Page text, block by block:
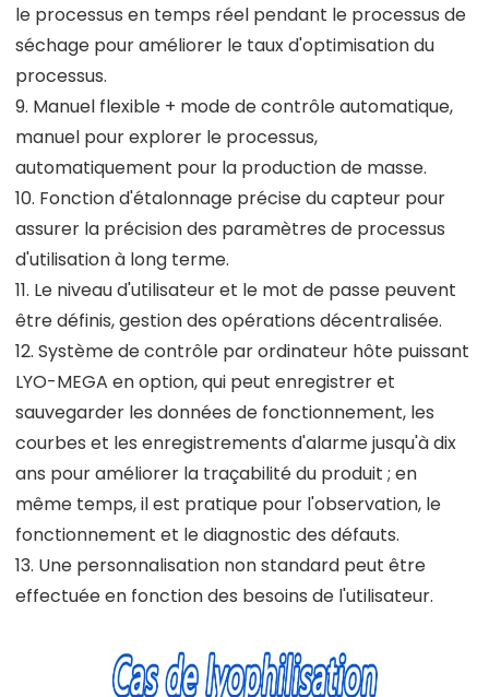
le processus en temps réel pendant le processus de
séchage pour améliorer le taux d'optimisation du
processus.
9. Manuel flexible + mode de contrôle automatique,
manuel pour explorer le processus,
automatiquement pour la production de masse.
10. Fonction d'étalonnage précise du capteur pour
assurer la précision des paramètres de processus
d'utilisation à long terme.
11. Le niveau d'utilisateur et le mot de passe peuvent
être définis, gestion des opérations décentralisée.
12. Système de contrôle par ordinateur hôte puissant
LYO-MEGA en option, qui peut enregistrer et
sauvegarder les données de fonctionnement, les
courbes et les enregistrements d'alarme jusqu'à dix
ans pour améliorer la traçabilité du produit ; en
même temps, il est pratique pour l'observation, le
fonctionnement et le diagnostic des défauts.
13. Une personnalisation non standard peut être
effectuée en fonction des besoins de l'utilisateur.